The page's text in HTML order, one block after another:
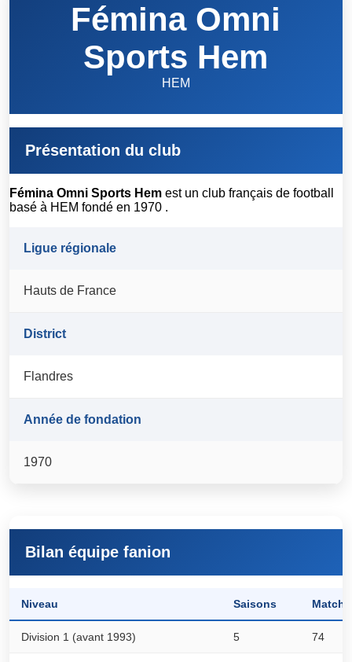
Fémina Omni
Sports Hem
HEM
Présentation du club
Fémina Omni Sports Hem est un club français de football
basé à HEM fondé en 1970 .
Ligue régionale
Hauts de France
District
Flandres
Année de fondation
1970
Bilan équipe fanion
Niveau Saisons Matchs
Division 1 (avant 1993) 5 74